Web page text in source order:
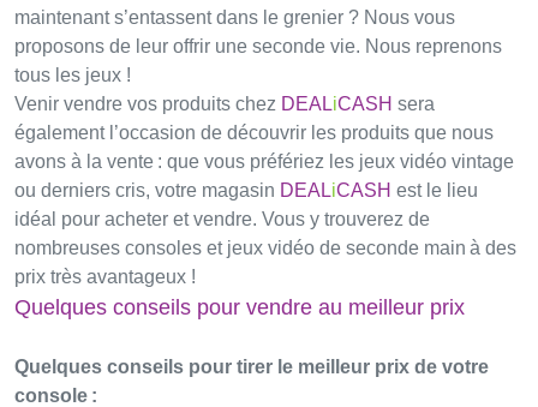
maintenant s’entassent dans le grenier ? Nous vous
proposons de leur offrir une seconde vie. Nous reprenons
tous les jeux !
Venir vendre vos produits chez DEALiCASH sera
également l’occasion de découvrir les produits que nous
avons à la vente : que vous préfériez les jeux vidéo vintage
ou derniers cris, votre magasin DEALiCASH est le lieu
idéal pour acheter et vendre. Vous y trouverez de
nombreuses consoles et jeux vidéo de seconde main à des
prix très avantageux !
Quelques conseils pour vendre au meilleur prix
Quelques conseils pour tirer le meilleur prix de votre
console :